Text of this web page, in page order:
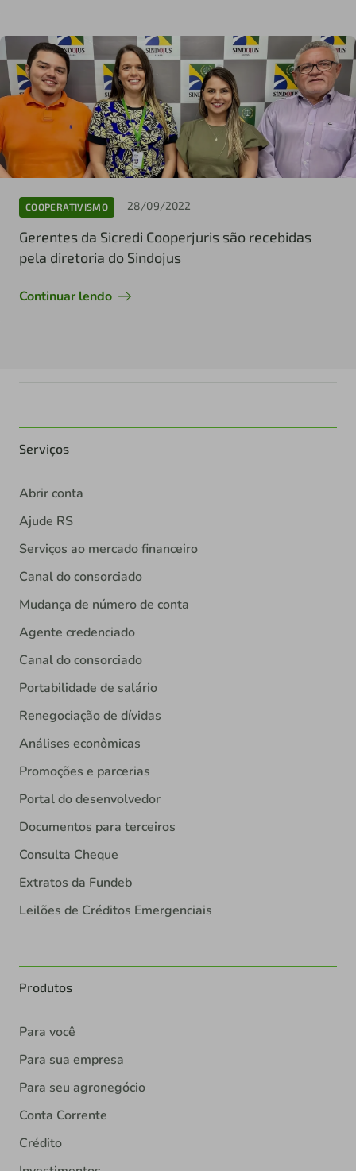
COOPERATIVISMO 28/09/2022
Gerentes da Sicredi Cooperjuris são recebidas
pela diretoria do Sindojus
Continuar lendo
Serviços
Abrir conta
Ajude RS
Serviços ao mercado financeiro
Canal do consorciado
Mudança de número de conta
Agente credenciado
Canal do consorciado
Portabilidade de salário
Renegociação de dívidas
Análises econômicas
Promoções e parcerias
Portal do desenvolvedor
Documentos para terceiros
Consulta Cheque
Extratos da Fundeb
Leilões de Créditos Emergenciais
Produtos
Para você
Para sua empresa
Para seu agronegócio
Conta Corrente
Crédito